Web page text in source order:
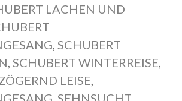
LACHEN UND
, SCHUBERT
, SCHUBERT WINTERREISE,
LEISE,